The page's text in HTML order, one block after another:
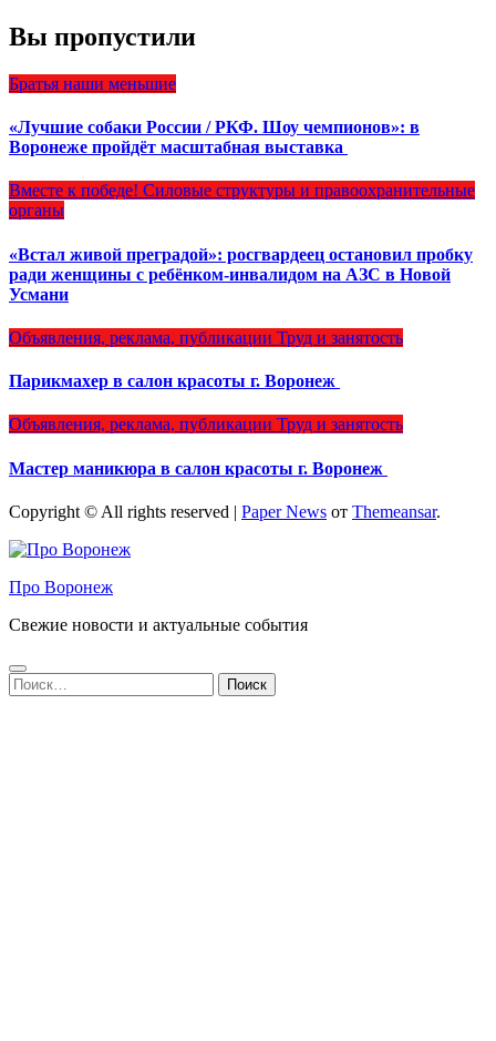
Вы пропустили
Братья наши меньшие
«Лучшие собаки России / РКФ. Шоу чемпионов»: в
Воронеже пройдёт масштабная выставка
Вместе к победе! Силовые структуры и правоохранительные
органы
«Встал живой преградой»: росгвардеец остановил пробку
ради женщины с ребёнком-инвалидом на АЗС в Новой
Усмани
Объявления, реклама, публикации Труд и занятость
Парикмахер в салон красоты г. Воронеж
Объявления, реклама, публикации Труд и занятость
Мастер маникюра в салон красоты г. Воронеж
Copyright © All rights reserved | Paper News от Themeansar.
Про Воронеж
Свежие новости и актуальные события
Найти: